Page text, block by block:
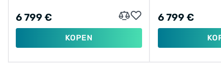
6 799 €
KOPEN
6 799 €